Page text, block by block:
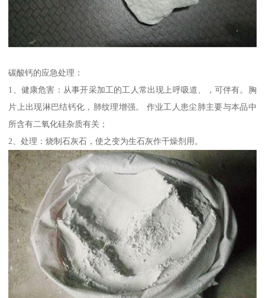
碳酸钙的应急处理：
1、健康危害：从事开采加工的工人常出现上呼吸道、，可伴有。胸
片上出现淋巴结钙化，肺纹理增强。 作业工人患尘肺主要与本品中
所含有二氧化硅杂质有关；
2、处理：烧制石灰石，使之变为生石灰作干燥剂用。